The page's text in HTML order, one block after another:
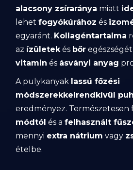
alacsony zsíraránya miatt
lehetfogyókúrához és
egyaránt. Kollagéntartalma
az ízületekés bőr
vitamin és ásványi anyag
A pulykanyak lassú főzési
módszerekkelrendkívül
eredményez. Természetesen
módtól és afelhasznált
mennyi extra nátrium vagy
ételbe.